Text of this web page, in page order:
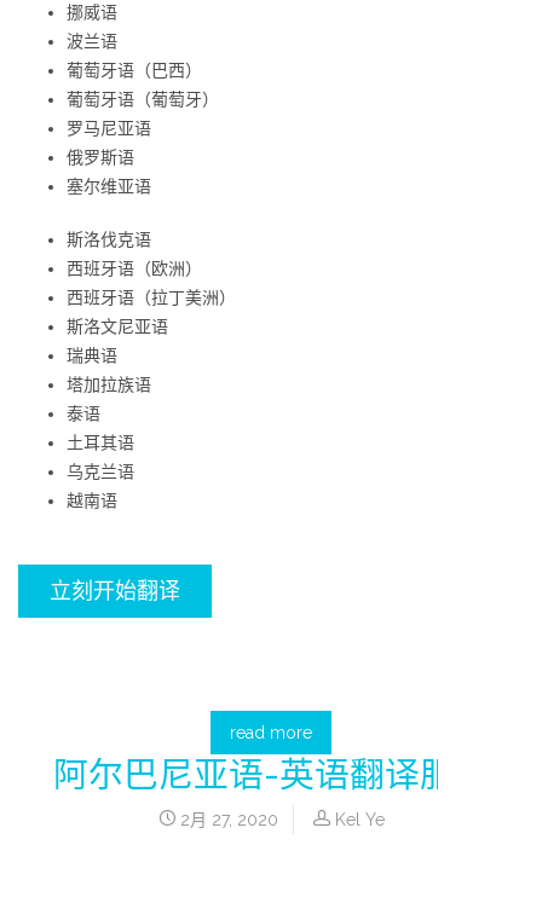
挪威语
波兰语
葡萄牙语（巴西）
葡萄牙语（葡萄牙）
罗马尼亚语
俄罗斯语
塞尔维亚语
斯洛伐克语
西班牙语（欧洲）
西班牙语（拉丁美洲）
斯洛文尼亚语
瑞典语
塔加拉族语
泰语
土耳其语
乌克兰语
越南语
立刻开始翻译
read more
阿尔巴尼亚语-英语翻译服务
2月 27, 2020 Kel Ye